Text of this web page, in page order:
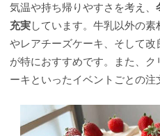
気温や持ち帰りやすさを考え、
充実しています。牛乳以外の
やレアチーズケーキ、そして
が特におすすめです。また、
ーキといったイベントごとの注